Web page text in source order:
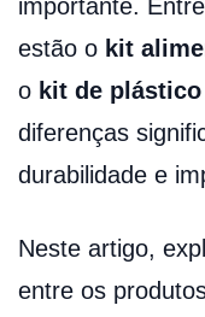
importante.
estão o kit
o kit de
diferenças
durabilidade e
Neste artigo,
entre os